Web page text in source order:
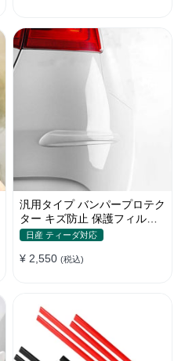
汎用タイプ バンパープロテク
ター キズ防止 保護フィルム
取り付け簡単 フィット感抜群
日産 ティーダ対応
¥ 2,550 (税込)